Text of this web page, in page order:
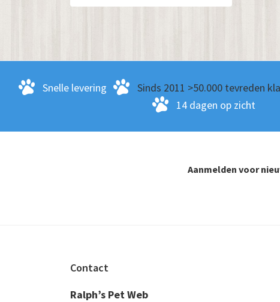
Snelle levering Sinds 2011 >50.000 tevreden
14 dagen op zicht
Aanmelden voor
Contact
Ralph’s Pet Web